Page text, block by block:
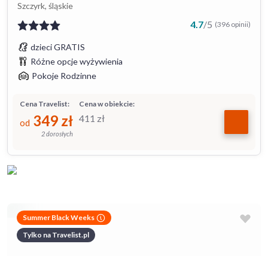
Szczyrk, śląskie
4.7/5 (396 opinii)
dzieci GRATIS
Różne opcje wyżywienia
Pokoje Rodzinne
Cena w obiekcie:
411 zł
Cena Travelist:
od 349 zł
2 dorosłych
Summer Black Weeks
Tylko na Travelist.pl